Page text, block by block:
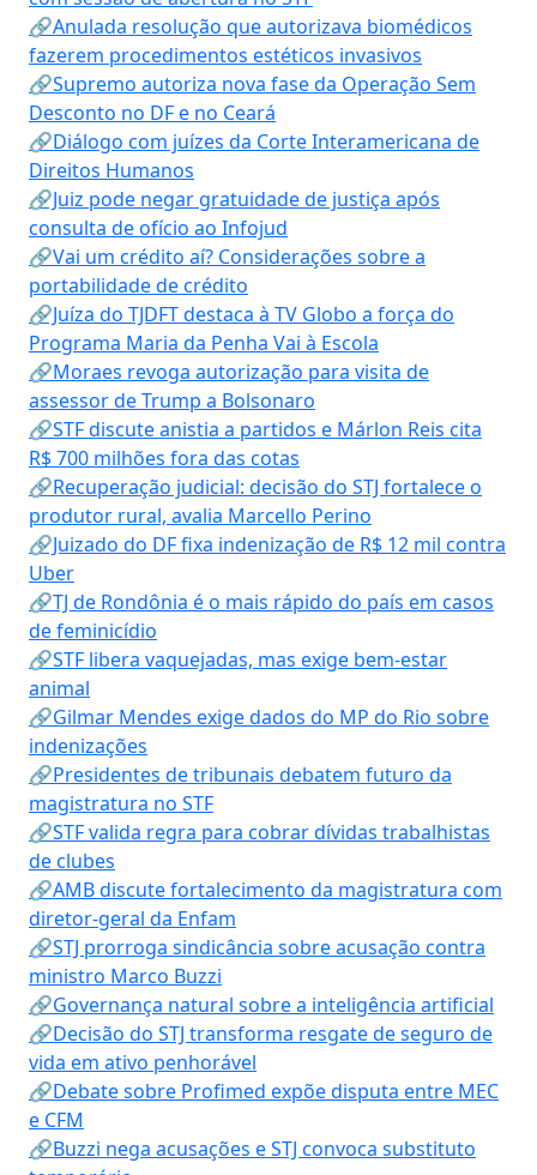
🔗Anulada resolução que autorizava biomédicos
fazerem procedimentos estéticos invasivos
🔗Supremo autoriza nova fase da Operação Sem
Desconto no DF e no Ceará
🔗Diálogo com juízes da Corte Interamericana de
Direitos Humanos
🔗Juiz pode negar gratuidade de justiça após
consulta de ofício ao Infojud
🔗Vai um crédito aí? Considerações sobre a
portabilidade de crédito
🔗Juíza do TJDFT destaca à TV Globo a força do
Programa Maria da Penha Vai à Escola
🔗Moraes revoga autorização para visita de
assessor de Trump a Bolsonaro
🔗STF discute anistia a partidos e Márlon Reis cita
R$ 700 milhões fora das cotas
🔗Recuperação judicial: decisão do STJ fortalece o
produtor rural, avalia Marcello Perino
🔗Juizado do DF fixa indenização de R$ 12 mil contra
Uber
🔗TJ de Rondônia é o mais rápido do país em casos
de feminicídio
🔗STF libera vaquejadas, mas exige bem-estar
animal
🔗Gilmar Mendes exige dados do MP do Rio sobre
indenizações
🔗Presidentes de tribunais debatem futuro da
magistratura no STF
🔗STF valida regra para cobrar dívidas trabalhistas
de clubes
🔗AMB discute fortalecimento da magistratura com
diretor-geral da Enfam
🔗STJ prorroga sindicância sobre acusação contra
ministro Marco Buzzi
🔗Governança natural sobre a inteligência artificial
🔗Decisão do STJ transforma resgate de seguro de
vida em ativo penhorável
🔗Debate sobre Profimed expõe disputa entre MEC
e CFM
🔗Buzzi nega acusações e STJ convoca substituto